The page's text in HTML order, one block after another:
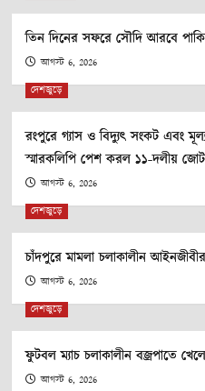
তিন দিনের সফরে সৌদি আরবে
আগস্ট 6, 2026
দেশজুড়ে
রংপুরে গ্যাস ও বিদ্যুৎ সংকট এবং
স্মারকলিপি পেশ করল ১১-দলীয় জোট
আগস্ট 6, 2026
দেশজুড়ে
চাঁদপুরে মামলা চলাকালীন
আগস্ট 6, 2026
দেশজুড়ে
ফুটবল ম্যাচ চলাকালীন বজ্রপাতে
আগস্ট 6, 2026